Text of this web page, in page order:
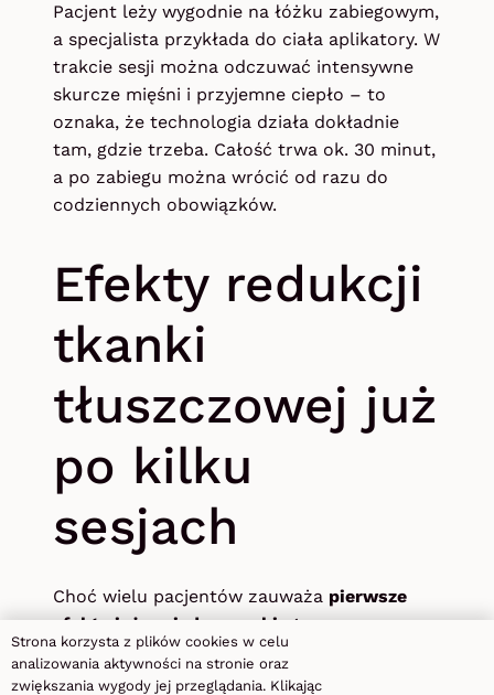
Pacjent leży wygodnie na łóżku zabiegowym,
a specjalista przykłada do ciała aplikatory. W
trakcie sesji można odczuwać intensywne
skurcze mięśni i przyjemne ciepło – to
oznaka, że technologia działa dokładnie
tam, gdzie trzeba. Całość trwa ok. 30 minut,
a po zabiegu można wrócić od razu do
codziennych obowiązków.
Efekty redukcji
tkanki
tłuszczowej już
po kilku
sesjach
Choć wielu pacjentów zauważa pierwsze
efekty już po jednym zabiegu,
rekomendowana seria to 4–6 zabiegów w
odstępach kilkudniowych, aby osiągnąć
Strona korzysta z plików cookies w celu
analizowania aktywności na stronie oraz
zwiększania wygody jej przeglądania. Klikając